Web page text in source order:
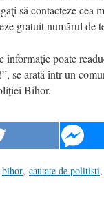
să contacteze cea
gratuit numărul de
informaţie poate
se arată într-un
Bihor.
bihor, cautate de politisti,